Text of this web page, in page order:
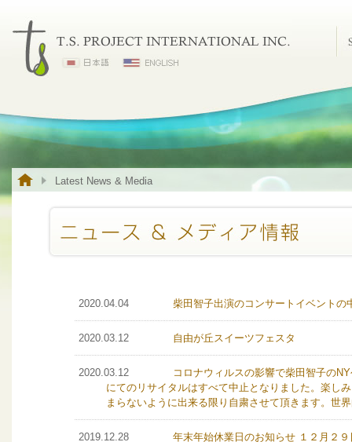
Latest News & Media
2020.04.04 柴田智子出演のコンサートイベントの
2020.03.12 自由が丘スイーツフェスタ
2020.03.12
コロナウィルスの影響で柴田智子の
にてのリサイタルはすべて中止となりました。楽し
まらないように出来る限り自粛させて頂きます。世
2019.12.28
年末年始休業日のお知らせ １２月２